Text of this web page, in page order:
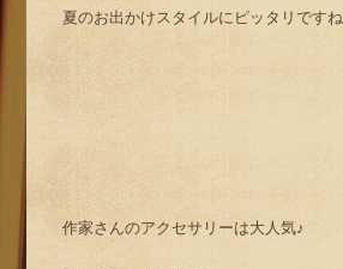
夏のお出かけスタイルにピッタリですね
作家さんのアクセサリーは大人気♪